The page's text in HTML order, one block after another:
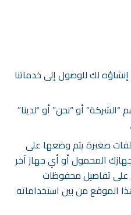
لك للوصول إلى خدماتنا
“الشركة” أو “نحن” أو “لدينا”
صغيرة يتم وضعها على
المحمول أو أي جهاز آخر
تفاصيل محفوظات
الموقع من بين استخداماته